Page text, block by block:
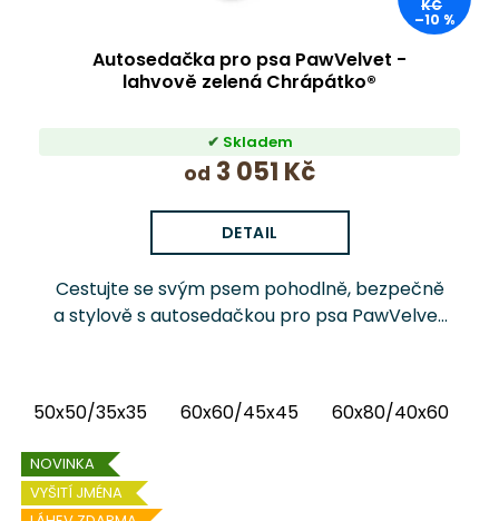
KČ
–10 %
Autosedačka pro psa PawVelvet -
lahvově zelená Chrápátko®
Skladem
od 3 051 Kč
DETAIL
Cestujte se svým psem pohodlně, bezpečně
a stylově s autosedačkou pro psa PawVelvet
50x50/35x35
60x60/45x45 60x80/40x60
NOVINKA
VYŠITÍ JMÉNA